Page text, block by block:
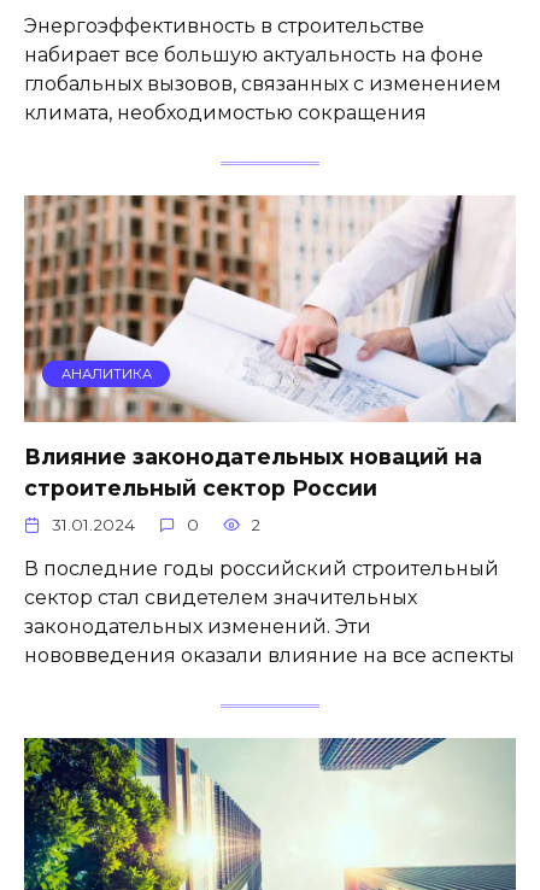
Энергоэффективность в строительстве
набирает все большую актуальность на фоне
глобальных вызовов, связанных с изменением
климата, необходимостью сокращения
АНАЛИТИКА
Влияние законодательных новаций на
строительный сектор России
31.01.2024 0 2
В последние годы российский строительный
сектор стал свидетелем значительных
законодательных изменений. Эти
нововведения оказали влияние на все аспекты